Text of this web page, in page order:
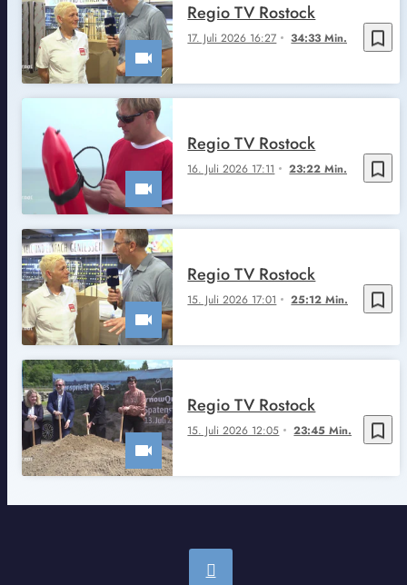
bookmark_border
17. Juli 2026 16:27 34:33 Min.
Regio TV Rostock
bookmark_border
16. Juli 2026 17:11 23:22 Min.
Regio TV Rostock
bookmark_border
15. Juli 2026 17:01 25:12 Min.
Regio TV Rostock
bookmark_border
15. Juli 2026 12:05 23:45 Min.
Regio TV Rostock